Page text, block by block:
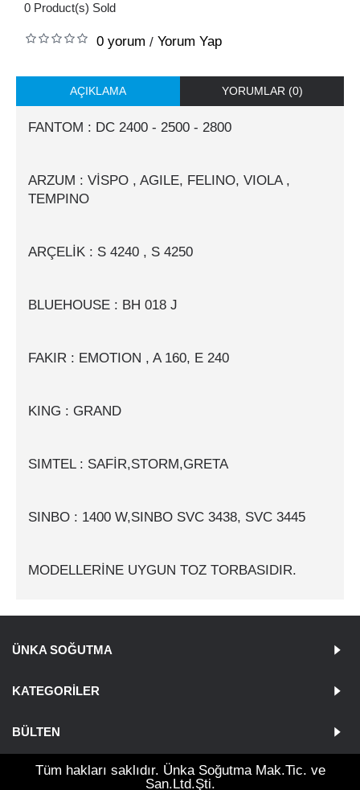
0 Product(s) Sold
0 yorum / Yorum Yap
AÇIKLAMA YORUMLAR (0)
FANTOM : DC 2400 - 2500 - 2800
ARZUM : VİSPO , AGILE, FELINO, VIOLA ,
TEMPINO
ARÇELİK : S 4240 , S 4250
BLUEHOUSE : BH 018 J
FAKIR : EMOTION , A 160, E 240
KING : GRAND
SIMTEL : SAFİR,STORM,GRETA
SINBO : 1400 W,SINBO SVC 3438, SVC 3445
MODELLERİNE UYGUN TOZ TORBASIDIR.
ÜNKA SOĞUTMA
KATEGORILER
BÜLTEN
Tüm hakları saklıdır. Ünka Soğutma Mak.Tic. ve
San.Ltd.Şti.